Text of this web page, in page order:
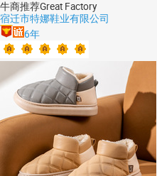
牛商推荐Great Factory
宿迁市特娜鞋业有限公司
6年